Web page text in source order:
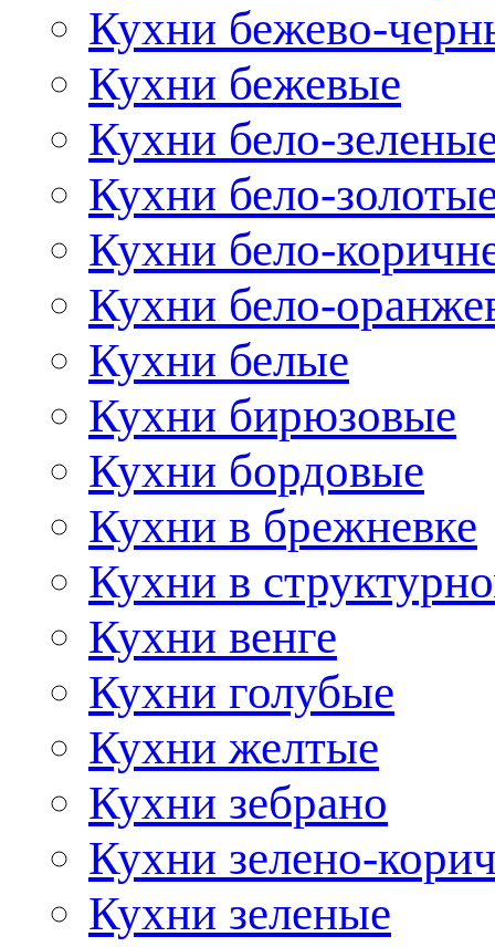
Кухни бежево-
Кухни бежевые
Кухни бело-
Кухни бело-
Кухни бело-
Кухни бело-
Кухни белые
Кухни бирюзовые
Кухни бордовые
Кухни в брежневке
Кухни в
Кухни венге
Кухни голубые
Кухни желтые
Кухни зебрано
Кухни зелено-
Кухни зеленые